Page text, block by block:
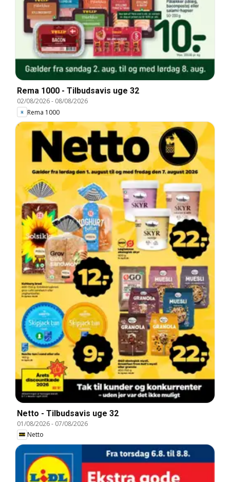
Rema 1000 - Tilbudsavis uge 32
02/08/2026- 08/08/2026
Rema 1000
Netto - Tilbudsavis uge 32
01/08/2026- 07/08/2026
Netto